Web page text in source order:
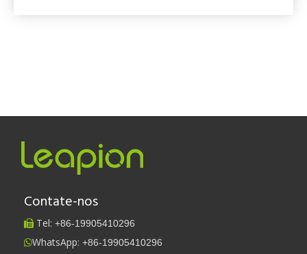
Contate-nos
 Tel: +86-19905410296
WhatsApp: +86-19905410296